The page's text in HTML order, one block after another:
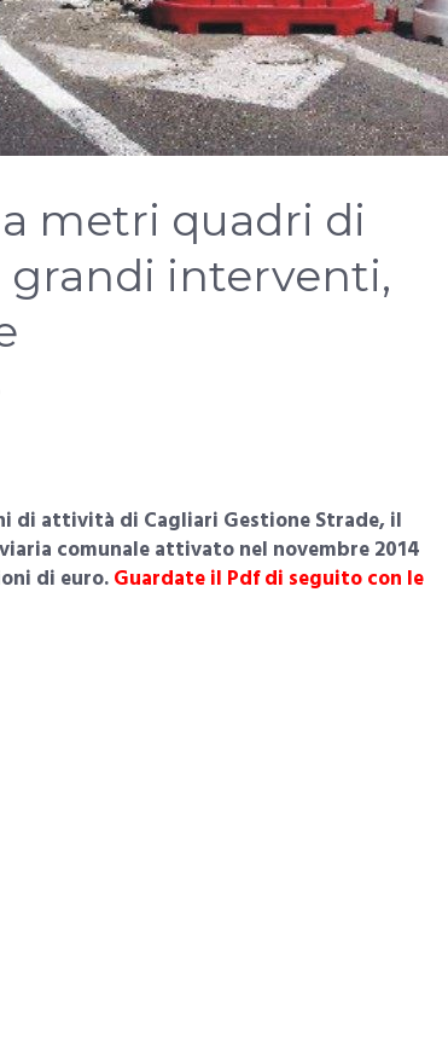
metri quadri di
grandi interventi,
di attività di Cagliari Gestione Strade, il
comunale attivato nel novembre 2014
di euro.Guardate il Pdf di seguito con le